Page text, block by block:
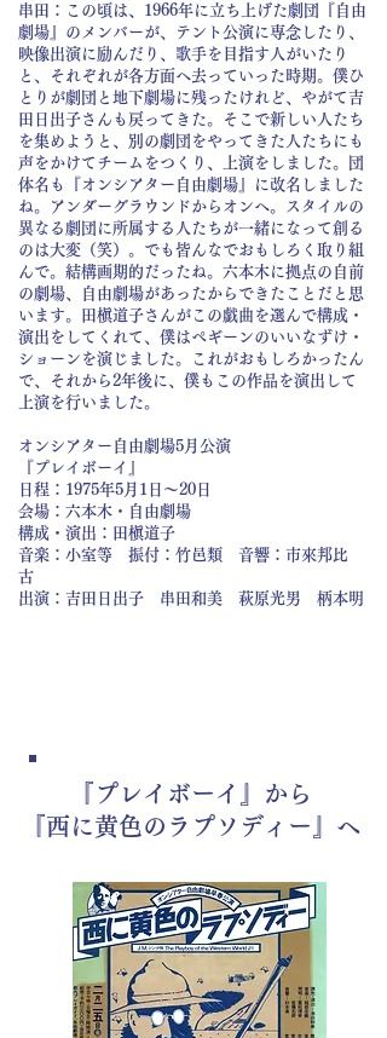
串田：この頃は、1966年に立ち上げた劇団『自由
劇場』のメンバーが、テント公演に専念したり、
映像出演に励んだり、歌手を目指す人がいたり
と、それぞれが各方面へ去っていった時期。僕ひ
とりが劇団と地下劇場に残ったけれど、やがて吉
田日出子さんも戻ってきた。そこで新しい人たち
を集めようと、別の劇団をやってきた人たちにも
声をかけてチームをつくり、上演をしました。団
体名も『オンシアター自由劇場』に改名しました
ね。アンダーグラウンドからオンへ。スタイルの
異なる劇団に所属する人たちが一緒になって創る
のは大変（笑）。でも皆んなでおもしろく取り組
んで。結構画期的だったね。六本木に拠点の自前
の劇場、自由劇場があったからできたことだと思
います。田槇道子さんがこの戯曲を選んで構成・
演出をしてくれて、僕はペギーンのいいなずけ・
ショーンを演じました。これがおもしろかったん
で、それから2年後に、僕もこの作品を演出して
上演を行いました。
オンシアター自由劇場5月公演
『プレイボーイ』
日程：1975年5月1日～20日
会場：六本木・自由劇場
構成・演出：田槇道子
音楽：小室等 振付：竹邑類 音響：市來邦比
古
出演：吉田日出子 串田和美 萩原光男 柄本明
『プレイボーイ』から
『西に黄色のラプソディー』へ